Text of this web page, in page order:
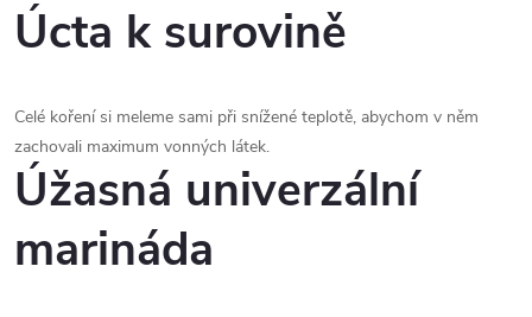
Úcta k surovině
Celé koření si meleme sami při snížené teplotě, abychom v něm
zachovali maximum vonných látek.
Úžasná univerzální
marináda